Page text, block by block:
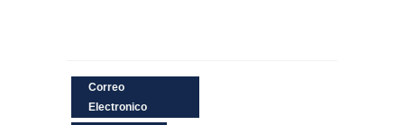
Correo
Electronico